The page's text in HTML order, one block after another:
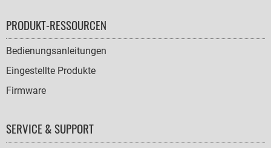
PRODUKT-RESSOURCEN
Bedienungsanleitungen
Eingestellte Produkte
Firmware
SERVICE & SUPPORT